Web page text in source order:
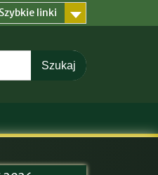
Szybkie linki